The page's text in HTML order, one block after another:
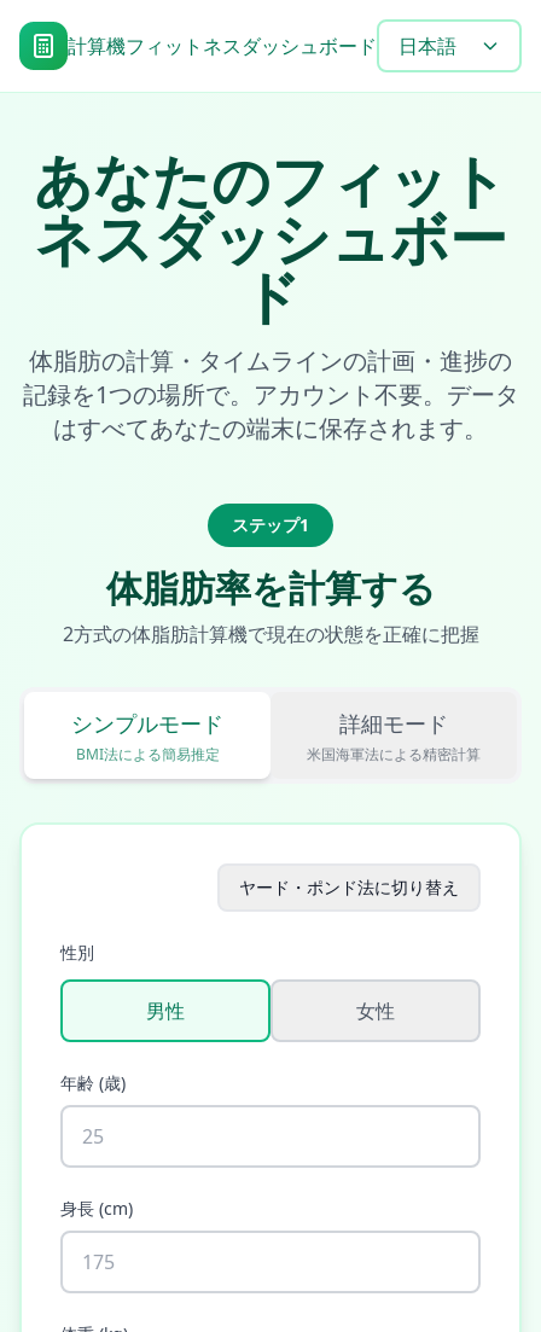
計算機フィットネスダッシュボード 目標達成タイムラ
日本語
あなたのフィット
ネスダッシュボー
ド
体脂肪の計算・タイムラインの計画・進捗の
記録を1つの場所で。アカウント不要。データ
はすべてあなたの端末に保存されます。
ステップ1
体脂肪率を計算する
2方式の体脂肪計算機で現在の状態を正確に把握
シンプルモード
BMI法による簡易推定
詳細モード
米国海軍法による精密計算
ヤード・ポンド法に切り替え
性別
男性 女性
年齢 (歳)
身長 (cm)